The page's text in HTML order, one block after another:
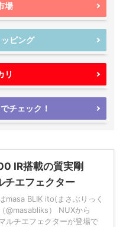
場
ピング
リ
チェック！
IR搭載の質実剛
チエフェクター
masa BLIK ito(まさぶりっく
@masabliks） NUXから
ルチエフェクターが登場で